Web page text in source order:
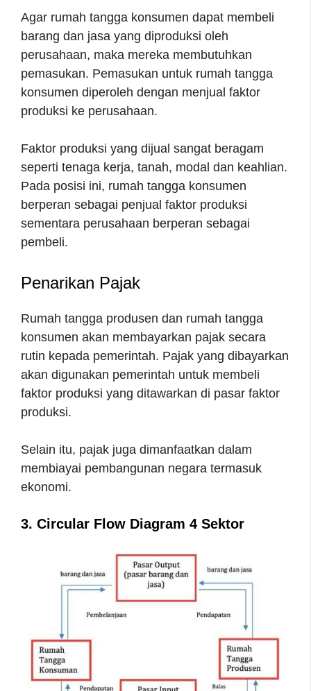
Agar rumah tangga konsumen dapat membeli
barang dan jasa yang diproduksi oleh
perusahaan, maka mereka membutuhkan
pemasukan. Pemasukan untuk rumah tangga
konsumen diperoleh dengan menjual faktor
produksi ke perusahaan.
Faktor produksi yang dijual sangat beragam
seperti tenaga kerja, tanah, modal dan keahlian.
Pada posisi ini, rumah tangga konsumen
berperan sebagai penjual faktor produksi
sementara perusahaan berperan sebagai
pembeli.
Penarikan Pajak
Rumah tangga produsen dan rumah tangga
konsumen akan membayarkan pajak secara
rutin kepada pemerintah. Pajak yang dibayarkan
akan digunakan pemerintah untuk membeli
faktor produksi yang ditawarkan di pasar faktor
produksi.
Selain itu, pajak juga dimanfaatkan dalam
membiayai pembangunan negara termasuk
ekonomi.
3. Circular Flow Diagram 4 Sektor